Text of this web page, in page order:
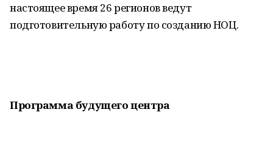
настоящее время 26 регионов ведут
подготовительную работу по созданию НОЦ.
Программа будущего центра